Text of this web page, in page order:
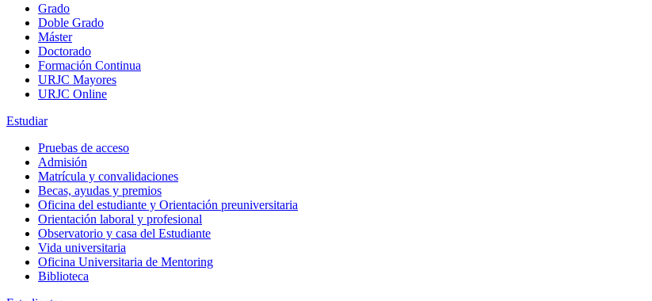
Grado
Doble Grado
Máster
Doctorado
Formación Continua
URJC Mayores
URJC Online
Estudiar
Pruebas de acceso
Admisión
Matrícula y convalidaciones
Becas, ayudas y premios
Oficina del estudiante y Orientación preuniversitaria
Orientación laboral y profesional
Observatorio y casa del Estudiante
Vida universitaria
Oficina Universitaria de Mentoring
Biblioteca